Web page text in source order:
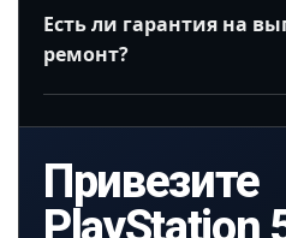
Есть ли гарантия на
ремонт?
Привезите
PlayStation